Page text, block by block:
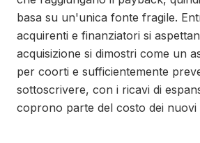
basa su un'unica fonte fragile.
acquirenti e finanziatori si
acquisizione si dimostri come un
per coorti e sufficientemente
sottoscrivere, con i ricavi di
coprono parte del costo dei nuovi